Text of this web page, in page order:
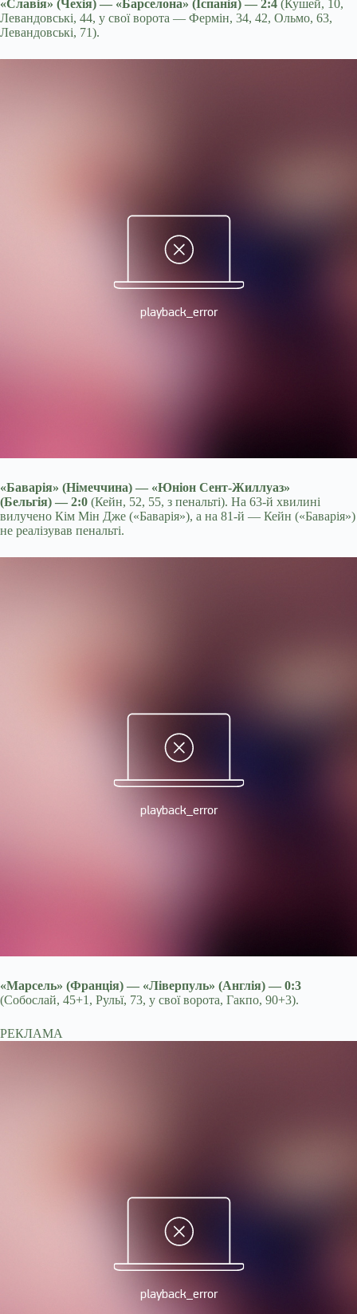
«Славія» (Чехія) — «Барселона» (Іспанія) — 2:4 (Кушей, 10,
Левандовські, 44, у свої ворота — Фермін, 34, 42, Ольмо, 63,
Левандовські, 71).
«Баварія» (Німеччина) — «Юніон Сент-Жиллуаз»
(Бельгія) — 2:0 (Кейн, 52, 55, з пенальті). На 63-й хвилині
вилучено Кім Мін Дже («Баварія»), а на 81-й — Кейн («Баварія»)
не реалізував пенальті.
«Марсель» (Франція) — «Ліверпуль» (Англія) — 0:3
(Собослай, 45+1, Рульї, 73, у свої ворота, Гакпо, 90+3).
РЕКЛАМА